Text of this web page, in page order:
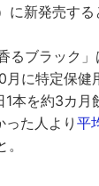
に新発売する
るブラック
月に特定保
1本を約3カ月
た人より 平